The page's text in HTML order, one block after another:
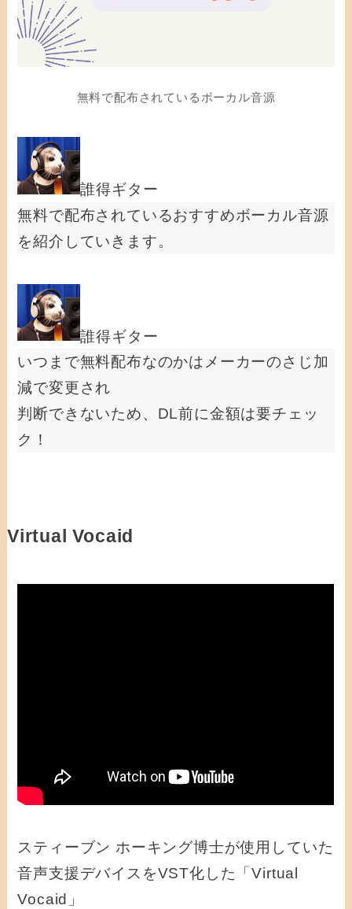
無料で配布されているボーカル音源
誰得ギター
無料で配布されているおすすめボーカル音源
を紹介していきます。
誰得ギター
いつまで無料配布なのかはメーカーのさじ加
減で変更され
判断できないため、DL前に金額は要チェッ
ク！
Virtual Vocaid
スティーブン ホーキング博士が使用していた
音声支援デバイスをVST化した「Virtual
Vocaid」